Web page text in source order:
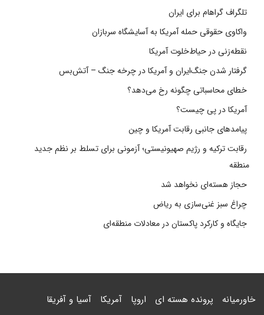
تلگراف گراهام برای ایران
واکاوی حقوقی حمله آمریکا به آسایشگاه سربازان
نقطه‌زنی در حیاط‌خلوت آمریکا
گرفتار شدن جنگ‌ایران و آمریکا در چرخه جنگ – آتش‌بس
خطای محاسباتی چگونه رخ می‌دهد؟
آمریکا در پی چیست؟
پیامدهای جانبی رقابت آمریکا و چین
رقابت ترکیه و رژیم صهیونیستی؛ آزمونی برای تسلط بر نظم جدید
منطقه
حجاز هسته‌ای نخواهد شد
چراغ سبز غنی‌سازی به ریاض
جایگاه و کارکرد پاکستان در معادلات منطقه‌ای
خاورمیانه پرونده هسته ای اروپا آمریکا آسیا و آفریقا